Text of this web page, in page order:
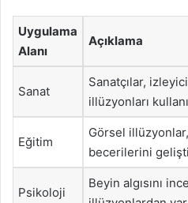
Uygulama
Alanı
Açıklama
Sanat
Sanatçılar,
illüzyonları
Eğitim
Görsel
becerilerini
Psikoloji
Beyin algısını